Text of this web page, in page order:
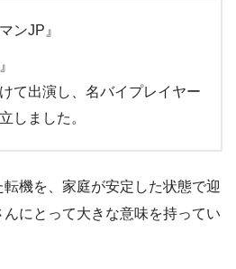
ンJP』
て出演し、名バイプレイヤー
しました。
機を、家庭が安定した状態で迎
にとって大きな意味を持ってい